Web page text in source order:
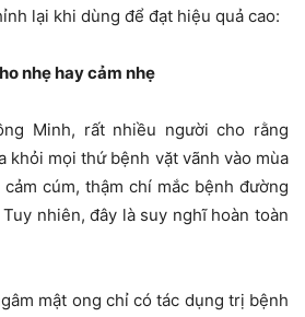
lại khi dùng để đạt hiệu quả cao:
nhẹ hay cảm nhẹ
Minh, rất nhiều người cho rằng
khỏi mọi thứ bệnh vặt vãnh vào mùa
cúm, thậm chí mắc bệnh đường
nhiên, đây là suy nghĩ hoàn toàn
mật ong chỉ có tác dụng trị bệnh